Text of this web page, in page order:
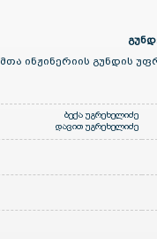
ინჟინერიის გუნდის
ბექა უგრეხელიძე
დავით უგრეხელიძე